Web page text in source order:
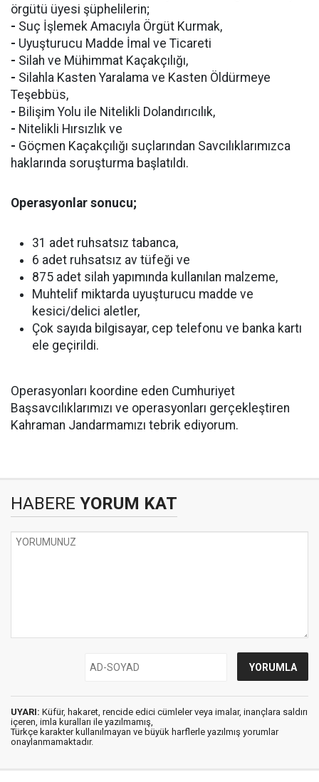
örgütü üyesi şüphelilerin;
- Suç İşlemek Amacıyla Örgüt Kurmak,
- Uyuşturucu Madde İmal ve Ticareti
- Silah ve Mühimmat Kaçakçılığı,
- Silahla Kasten Yaralama ve Kasten Öldürmeye
Teşebbüs,
- Bilişim Yolu ile Nitelikli Dolandırıcılık,
- Nitelikli Hırsızlık ve
- Göçmen Kaçakçılığı suçlarından Savcılıklarımızca
haklarında soruşturma başlatıldı.
Operasyonlar sonucu;
31 adet ruhsatsız tabanca,
6 adet ruhsatsız av tüfeği ve
875 adet silah yapımında kullanılan malzeme,
Muhtelif miktarda uyuşturucu madde ve
kesici/delici aletler,
Çok sayıda bilgisayar, cep telefonu ve banka kartı
ele geçirildi.
Operasyonları koordine eden Cumhuriyet
Başsavcılıklarımızı ve operasyonları gerçekleştiren
Kahraman Jandarmamızı tebrik ediyorum.
HABERE YORUM KAT
UYARI: Küfür, hakaret, rencide edici cümleler veya imalar, inançlara saldırı
içeren, imla kuralları ile yazılmamış,
Türkçe karakter kullanılmayan ve büyük harflerle yazılmış yorumlar
onaylanmamaktadır.